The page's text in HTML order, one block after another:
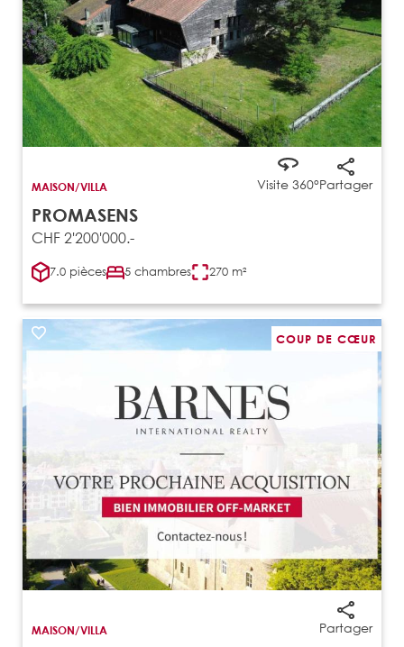
Visite 360°Partager
MAISON/VILLA
PROMASENS
CHF 2'200'000.-
7.0 pièces 5 chambres 270 m²
COUP DE CŒUR
Partager
MAISON/VILLA